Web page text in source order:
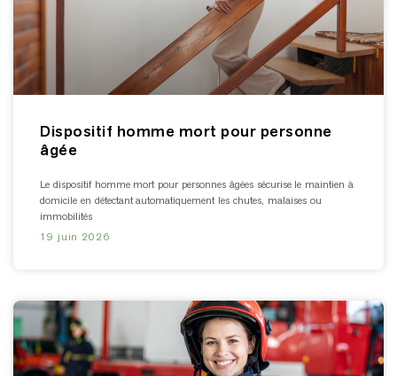
Dispositif homme mort pour personne
âgée
Le dispositif homme mort pour personnes âgées sécurise le maintien à
domicile en détectant automatiquement les chutes, malaises ou
immobilités
19 juin 2026